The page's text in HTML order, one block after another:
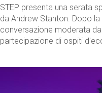
STEP presenta una serata
da Andrew Stanton. Dopo
conversazione moderata
partecipazione di ospiti